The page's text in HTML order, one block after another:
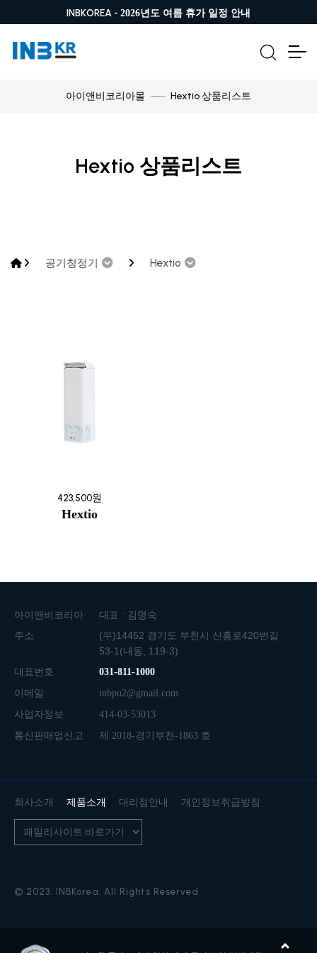
INBKOREA - 2026년도 여름 휴가 일정 안내
아이앤비코리아몰 Hextio 상품리스트
Hextio 상품리스트
공기청정기 Hextio
423,500원
Hextio
아이앤비코리아
대표 : 김명숙
주소
(우)14452 경기도 부천시 신흥로420번길
53-1(내동, 119-3)
대표번호
031-811-1000
이메일 inbpu2@gmail.com
사업자정보 414-03-53013
통신판매업신고 제 2018-경기부천-1863 호
회사소개 제품소개 대리점안내 개인정보취급방침
© 2023. INBKorea. All Rights Reserved